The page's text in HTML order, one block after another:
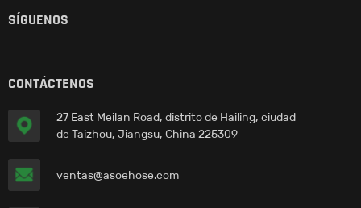
SÍGUENOS
CONTÁCTENOS
27 East Meilan Road, distrito de Hailing, ciudad
de Taizhou, Jiangsu, China 225309
ventas@asoehose.com